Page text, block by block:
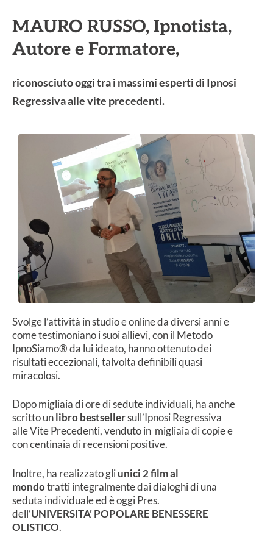
MAURO RUSSO, Ipnotista,
Autore e Formatore,
riconosciuto oggi tra i massimi esperti di Ipnosi
Regressiva alle vite precedenti.
Svolge l’attività in studio e online da diversi anni e
come testimoniano i suoi allievi, con il Metodo
IpnoSiamo® da lui ideato, hanno ottenuto dei
risultati eccezionali, talvolta definibili quasi
miracolosi.
Dopo migliaia di ore di sedute individuali, ha anche
scritto unlibro bestsellersull’Ipnosi Regressiva
alle Vite Precedenti, venduto in migliaia di copie e
con centinaia di recensioni positive.
Inoltre, ha realizzato gliunici 2film al
mondotratti integralmente dai dialoghi di una
seduta individuale ed è oggi Pres.
dell’UNIVERSITA’ POPOLARE BENESSERE
OLISTICO.